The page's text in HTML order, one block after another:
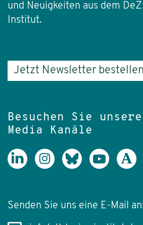
und Neuigkeiten aus dem
Institut.
Jetzt Newsletter bestellen
Besuchen Sie
Media Kanäle
Senden Sie uns eine E-Mail